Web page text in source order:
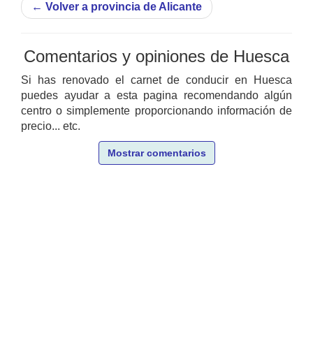
← Volver a provincia de Alicante
Comentarios y opiniones de Huesca
Si has renovado el carnet de conducir en Huesca
puedes ayudar a esta pagina recomendando algún
centro o simplemente proporcionando información de
precio... etc.
Mostrar comentarios